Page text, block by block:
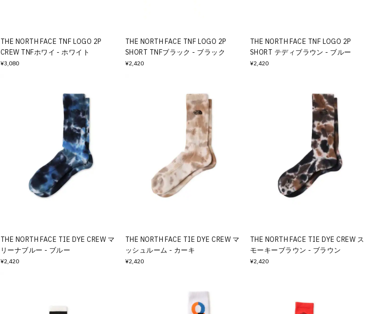
THE NORTH FACE TNF LOGO 2P
CREW TNFホワイ - ホワイト
¥3,080
THE NORTH FACE TNF LOGO 2P
SHORT TNFブラック - ブラック
¥2,420
THE NORTH FACE TNF LOGO 2P
SHORT テディブラウン - ブルー
¥2,420
THE NORTH FACE TIE DYE CREW マ
リーナブルー - ブルー
¥2,420
THE NORTH FACE TIE DYE CREW マ
ッシュルーム - カーキ
¥2,420
THE NORTH FACE TIE DYE CREW ス
モーキーブラウン - ブラウン
¥2,420